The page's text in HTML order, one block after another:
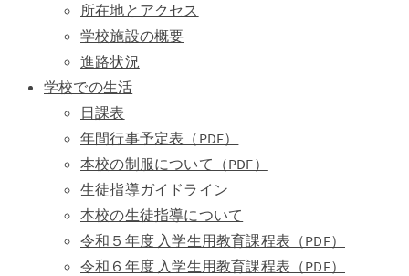
所在地とアクセス
学校施設の概要
進路状況
学校での生活
日課表
年間行事予定表（PDF）
本校の制服について（PDF）
生徒指導ガイドライン
本校の生徒指導について
令和５年度 入学生用教育課程表（PDF）
令和６年度 入学生用教育課程表（PDF）